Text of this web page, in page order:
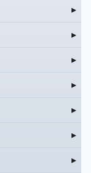
▸
▸
▸
▸
▸
▸
▸